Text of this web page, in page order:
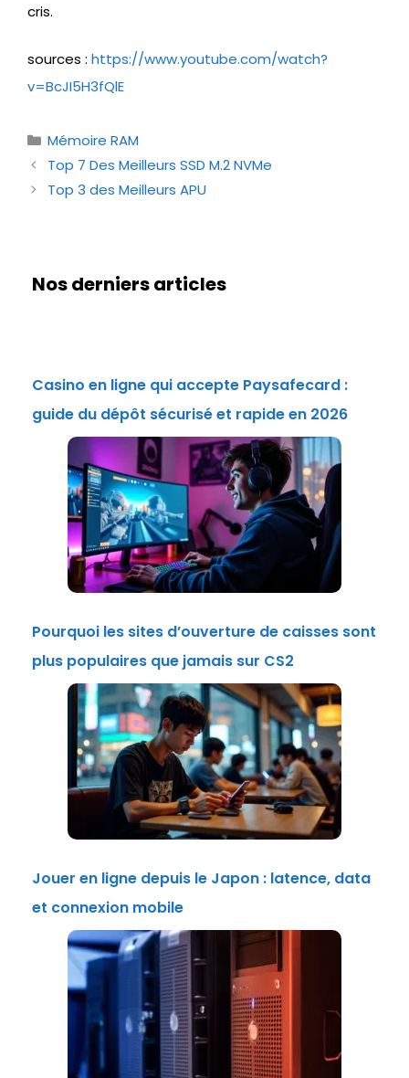
cris.
sources : https://www.youtube.com/watch?
v=BcJI5H3fQlE
Catégories
Mémoire RAM
Top 7 Des Meilleurs SSD M.2 NVMe
Top 3 des Meilleurs APU
Nos derniers articles
Casino en ligne qui accepte Paysafecard :
guide du dépôt sécurisé et rapide en 2026
Pourquoi les sites d’ouverture de caisses sont
plus populaires que jamais sur CS2
Jouer en ligne depuis le Japon : latence, data
et connexion mobile